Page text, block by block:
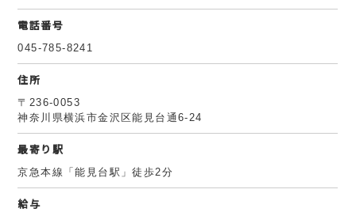
電話番号
045-785-8241
住所
〒236-0053
神奈川県横浜市金沢区能見台通6-24
最寄り駅
京急本線「能見台駅」徒歩2分
給与